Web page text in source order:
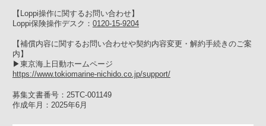
【Loppi操作に関するお問い合わせ】
Loppi保険操作デスク： 0120-15-9204
【補償内容に関するお問い合わせや契約内容変更・解約手続きのご案
内】
▶︎東京海上日動ホームページ
https://www.tokiomarine-nichido.co.jp/support/
募集文書番号：25TC-001149
作成年月：2025年6月